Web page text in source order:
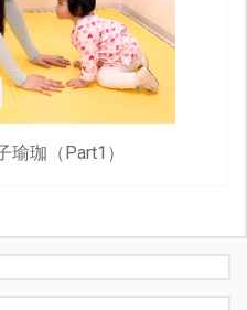
瑜珈（Part1）